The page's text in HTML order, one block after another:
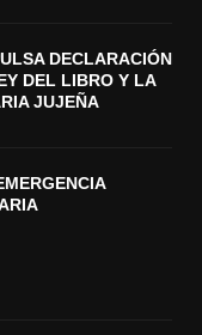
DECLARACIÓN
DEL LIBRO Y LA
JUJEÑA